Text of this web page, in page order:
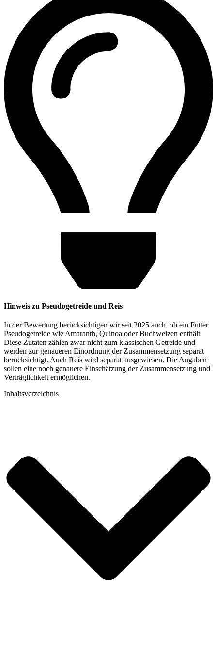
Hinweis zu Pseudogetreide und Reis
In der Bewertung berücksichtigen wir seit 2025 auch, ob ein Futter
Pseudogetreide wie Amaranth, Quinoa oder Buchweizen enthält.
Diese Zutaten zählen zwar nicht zum klassischen Getreide und
werden zur genaueren Einordnung der Zusammensetzung separat
berücksichtigt. Auch Reis wird separat ausgewiesen. Die Angaben
sollen eine noch genauere Einschätzung der Zusammensetzung und
Verträglichkeit ermöglichen.
Inhaltsverzeichnis​